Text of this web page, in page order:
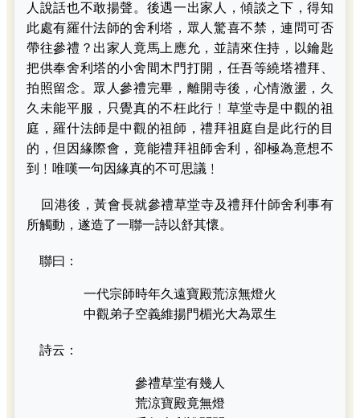
人說話也不敢揚聲。後遇一出家人，傾談之下，得知
此處有羅什法師的舍利塔，眾人驚喜不禁，連問可否
帶往參禮？出家人竟馬上應允，並請來住持，以鑰匙
把供奉舍利塔的小舍間木門打開，任吾等繞塔禮拜、
拍照留念。眾人參禮完畢，離開寺後，心情激盪，久
久未能平服，只覺真的不枉此行﹗草堂寺是中觀的祖
庭，羅什法師是中觀的祖師，禮拜祖庭自是此行的目
的，但因緣際會，竟能禮拜祖師舍利，卻極為意想不
到﹗唯嘆一句因緣真的不可思議﹗
回港後，黃會長就參禮草堂寺及禮拜什師舍利事有
所觸動，遂造了一聯一詩以舒其懷。
聯曰：
一代宗師時年久遠寶殿荒涼無燈火
中觀弟子空義維揚門楣光大為眾生
詩云：
參禮草堂有幾人
荒涼寶殿竟無燈